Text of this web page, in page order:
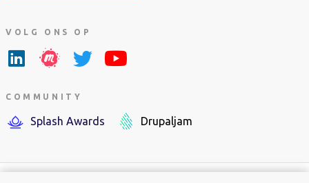
VOLG ONS OP
COMMUNITY
Splash Awards Drupaljam